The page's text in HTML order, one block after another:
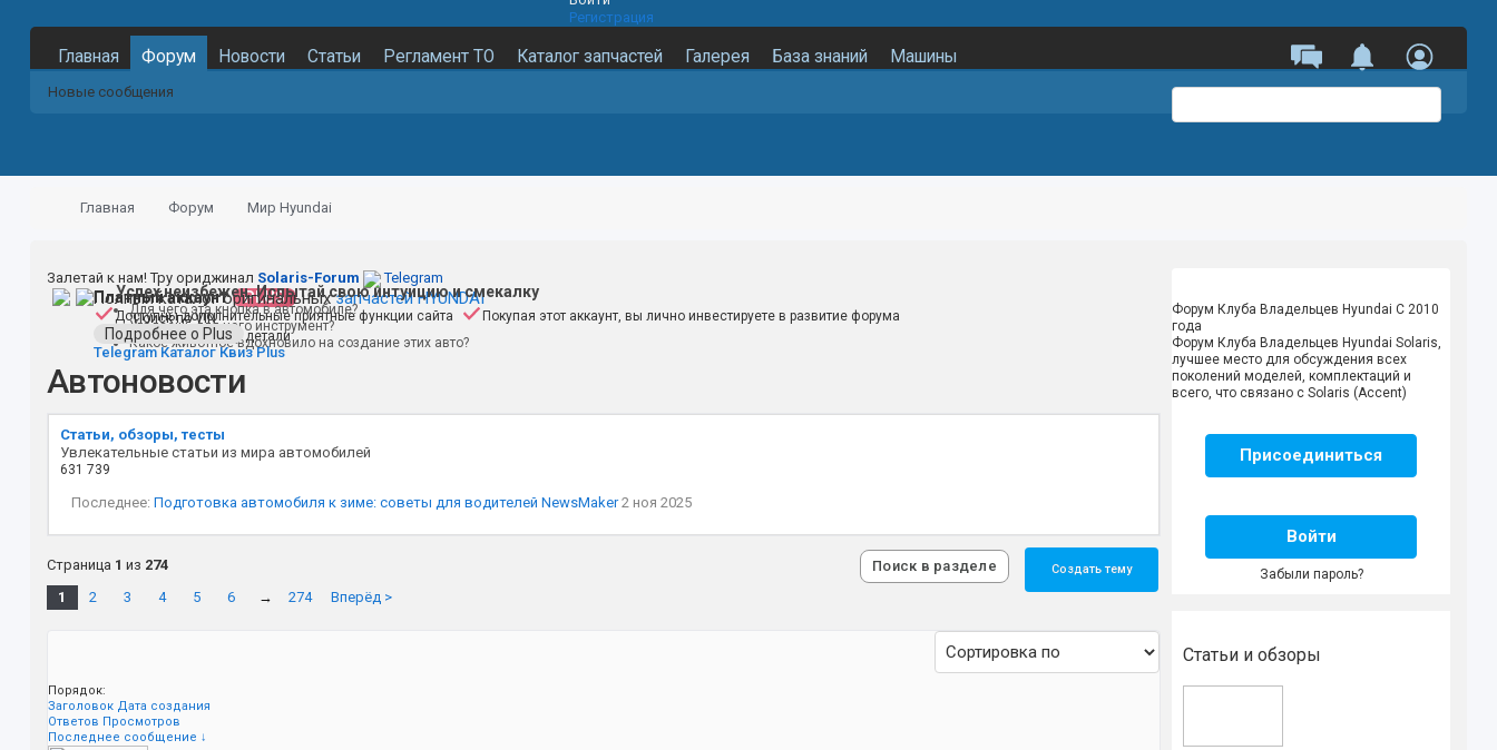
Регистрация
Главная Форум
Новые сообщения
Новости Статьи Регламент ТО Каталог запчастей Галерея База знаний Машины
Главная Форум Мир Hyundai
Залетай к нам! Тру ориджинал Solaris-Forum Telegram
Полный каталог оригинальныхзапчастей HYUNDAI
Поиск по VIN
Поиск по номеру детали
Успех неизбежен. Испытай свою интуицию и смекалку
Для чего эта кнопка в автомобиле?
Угадаешь для чего инструмент?
Какое животное вдохновило на создание этих авто?
Платный аккаунт PLUS
Доступны дополнительные приятные функции сайта Покупая этот аккаунт, вы лично инвестируете в развитие форума
Подробнее о Plus
Telegram Каталог Квиз Plus
Автоновости
Статьи, обзоры, тесты
Увлекательные статьи из мира автомобилей
631 739
Последнее: Подготовка автомобиля к зиме: советы для водителей NewsMaker 2 ноя 2025
Создать тему
Поиск в разделе
Страница 1 из 274
1
2 3 4 5 6 → 274 Вперёд >
Порядок:
Заголовок Дата создания
Ответов Просмотров
Последнее сообщение ↓
Форум Клуба Владельцев Hyundai С 2010
года
Форум Клуба Владельцев Hyundai Solaris,
лучшее место для обсуждения всех
поколений моделей, комплектаций и
всего, что связано с Solaris (Accent)
Присоединиться
Войти
Забыли пароль?
Статьи и обзоры